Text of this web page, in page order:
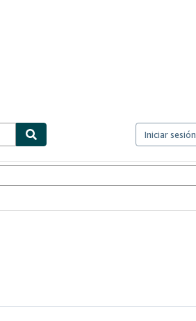
Iniciar sesión